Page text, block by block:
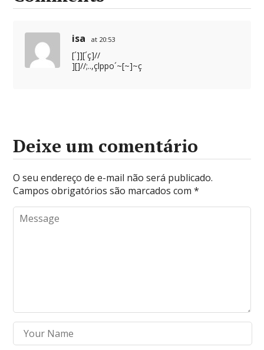
isa at 20:53
[´]][´ç]//
][]//;..,çlppo´~[~]~ç
Deixe um comentário
O seu endereço de e-mail não será publicado.
Campos obrigatórios são marcados com*